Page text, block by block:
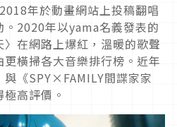
年於動畫網站上投稿翻唱
2020年以yama名義發表的
在網路上爆紅，溫暖的歌聲
橫掃各大音樂排行榜。近年
《SPY×FAMILY間諜家家
高評價。